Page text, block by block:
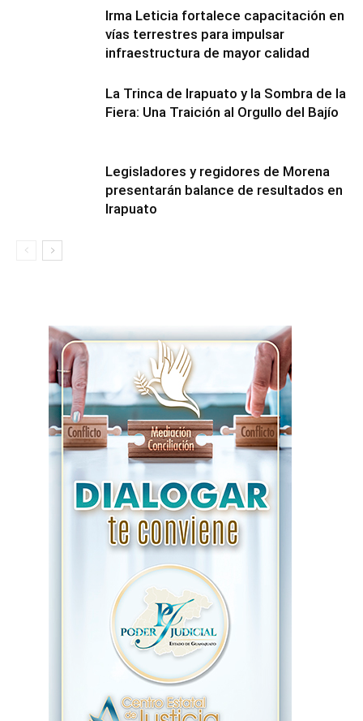
Irma Leticia fortalece capacitación en
vías terrestres para impulsar
infraestructura de mayor calidad
​La Trinca de Irapuato y la Sombra de la
Fiera: Una Traición al Orgullo del Bajío
Legisladores y regidores de Morena
presentarán balance de resultados en
Irapuato